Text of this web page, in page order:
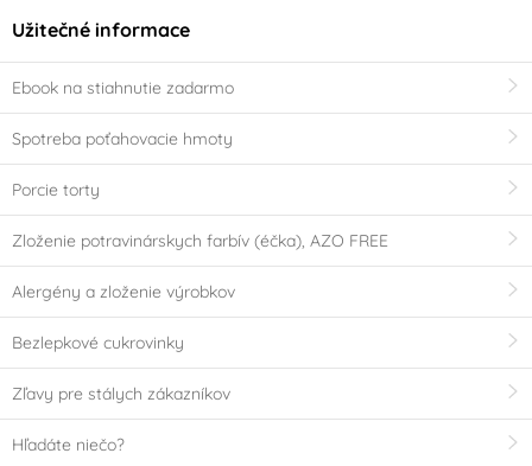
Užitečné informace
Ebook na stiahnutie zadarmo
Spotreba poťahovacie hmoty
Porcie torty
Zloženie potravinárskych farbív (éčka), AZO FREE
Alergény a zloženie výrobkov
Bezlepkové cukrovinky
Zľavy pre stálych zákazníkov
Hľadáte niečo?